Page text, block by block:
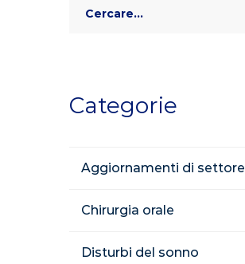
for:
Categorie
Aggiornamenti di settore
Chirurgia orale
Disturbi del sonno